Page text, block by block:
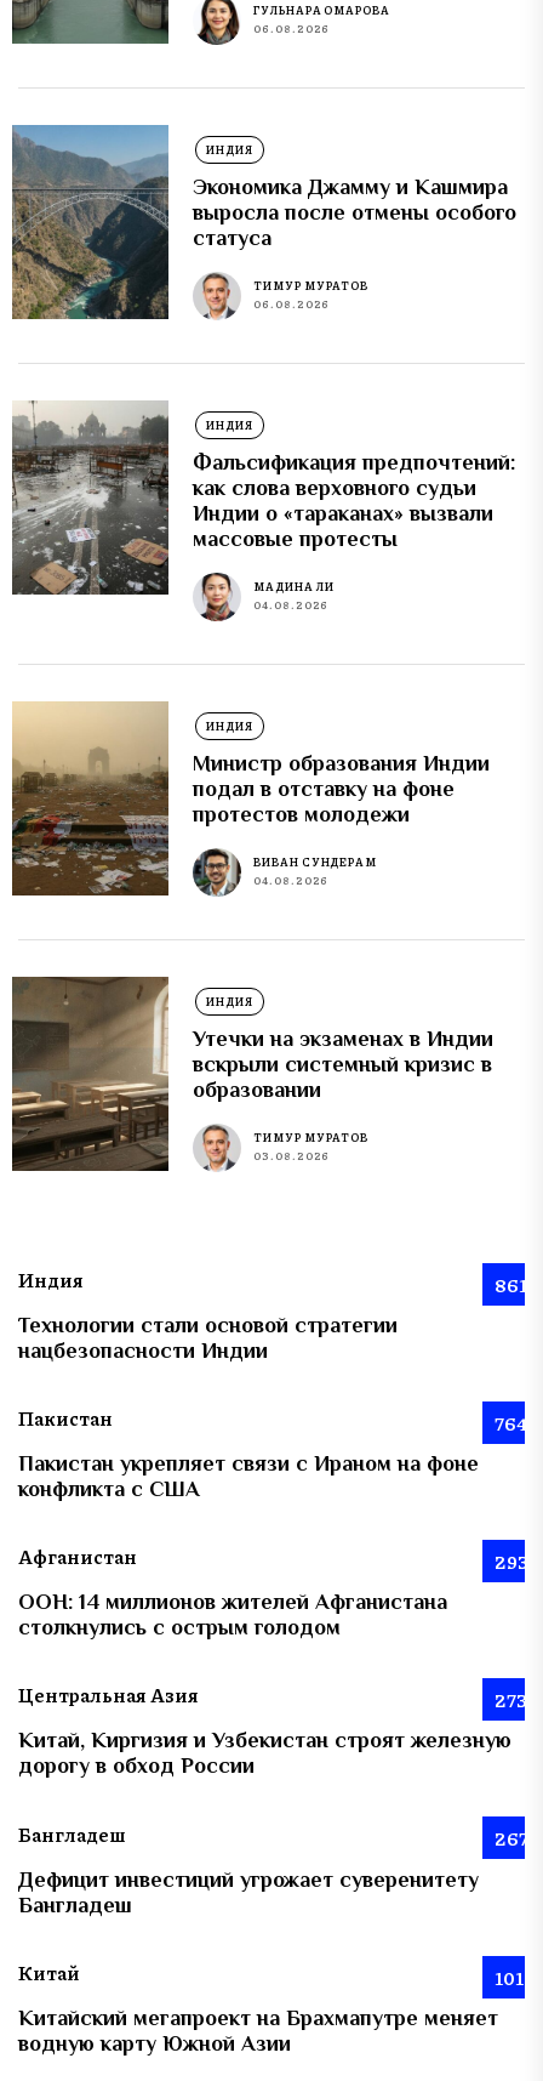
ГУЛЬНАРА ОМАРОВА
06.08.2026
ИНДИЯ
Экономика Джамму и Кашмира
выросла после отмены особого
статуса
ТИМУР МУРАТОВ
06.08.2026
ИНДИЯ
Фальсификация предпочтений:
как слова верховного судьи
Индии о «тараканах» вызвали
массовые протесты
МАДИНА ЛИ
04.08.2026
ИНДИЯ
Министр образования Индии
подал в отставку на фоне
протестов молодежи
ВИВАН СУНДЕРАМ
04.08.2026
ИНДИЯ
Утечки на экзаменах в Индии
вскрыли системный кризис в
образовании
ТИМУР МУРАТОВ
03.08.2026
Индия 861
Технологии стали основой стратегии
нацбезопасности Индии
Пакистан 764
Пакистан укрепляет связи с Ираном на фоне
конфликта с США
Афганистан 293
ООН: 14 миллионов жителей Афганистана
столкнулись с острым голодом
Центральная Азия 273
Китай, Киргизия и Узбекистан строят железную
дорогу в обход России
Бангладеш 267
Дефицит инвестиций угрожает суверенитету
Бангладеш
Китай 101
Китайский мегапроект на Брахмапутре меняет
водную карту Южной Азии